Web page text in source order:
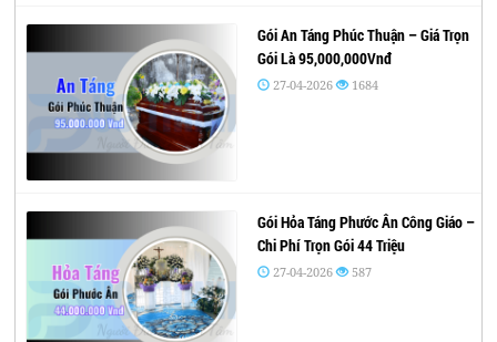
Gói An Táng Phúc Thuận – Giá Trọn
Gói Là 95,000,000Vnđ
27-04-2026 1684
Gói Hỏa Táng Phước Ân Công Giáo –
Chi Phí Trọn Gói 44 Triệu
27-04-2026 587